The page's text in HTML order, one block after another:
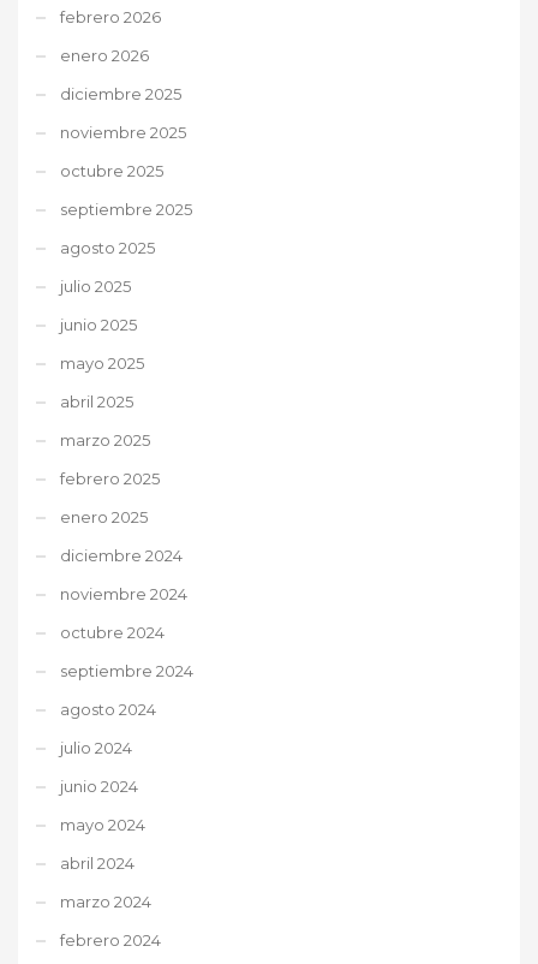
febrero 2026
enero 2026
diciembre 2025
noviembre 2025
octubre 2025
septiembre 2025
agosto 2025
julio 2025
junio 2025
mayo 2025
abril 2025
marzo 2025
febrero 2025
enero 2025
diciembre 2024
noviembre 2024
octubre 2024
septiembre 2024
agosto 2024
julio 2024
junio 2024
mayo 2024
abril 2024
marzo 2024
febrero 2024